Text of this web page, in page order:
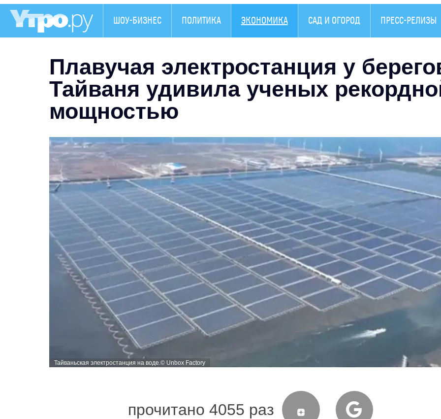
ШОУ-БИЗНЕС ПОЛИТИКА ЭКОНОМИКА САД И ОГОРОД ПРЕСС-РЕЛИЗЫ
Плавучая электростанция у
Тайваня удивила ученых
мощностью
Тайваньская электростанция на воде.© Unbox Factory
прочитано 4055 раз